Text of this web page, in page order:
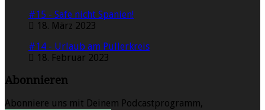
#15 - Safe nicht Spanien!
18. März 2023
#14 - Urlaub am Pullerkreis
18. Februar 2023
Abonnieren
Abonniere uns mit Deinem Podcastprogramm,